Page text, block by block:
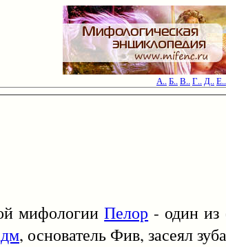
А..Б..В..Г..Д..Е..
Пелор - один из
, основатель Фив, засеял